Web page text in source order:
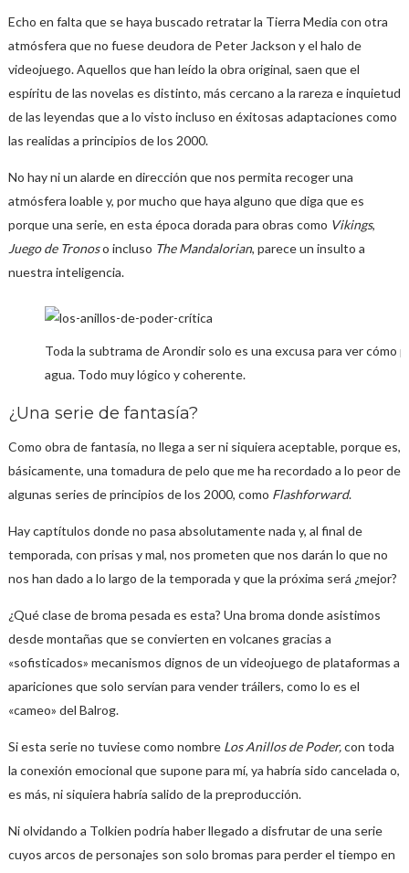
Echo en falta que se haya buscado retratar la Tierra Media con otra
atmósfera que no fuese deudora de Peter Jackson y el halo de
videojuego. Aquellos que han leído la obra original, saen que el
espíritu de las novelas es distinto, más cercano a la rareza e inquietud
de las leyendas que a lo visto incluso en éxitosas adaptaciones como
las realidas a principios de los 2000.
No hay ni un alarde en dirección que nos permita recoger una
atmósfera loable y, por mucho que haya alguno que diga que es
porque una serie, en esta época dorada para obras como Vikings,
Juego de Tronoso incluso The Mandalorian, parece un insulto a
nuestra inteligencia.
Toda la subtrama de Arondir solo es una excusa para ver cómo
agua. Todo muy lógico y coherente.
¿Una serie de fantasía?
Como obra de fantasía, no llega a ser ni siquiera aceptable, porque es,
básicamente, una tomadura de pelo que me ha recordado a lo peor de
algunas series de principios de los 2000, como Flashforward.
Hay captítulos donde no pasa absolutamente nada y, al final de
temporada, con prisas y mal, nos prometen que nos darán lo que no
nos han dado a lo largo de la temporada y que la próxima será ¿mejor?
¿Qué clase de broma pesada es esta? Una broma donde asistimos
desde montañas que se convierten en volcanes gracias a
«sofisticados» mecanismos dignos de un videojuego de plataformas a
apariciones que solo servían para vender tráilers, como lo es el
«cameo» del Balrog.
Si esta serie no tuviese como nombre Los Anillos de Poder,con toda
la conexión emocional que supone para mí, ya habría sido cancelada o,
es más, ni siquiera habría salido de la preproducción.
Ni olvidando a Tolkien podría haber llegado a disfrutar de una serie
cuyos arcos de personajes son solo bromas para perder el tiempo en